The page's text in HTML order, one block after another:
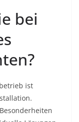
bei
ist